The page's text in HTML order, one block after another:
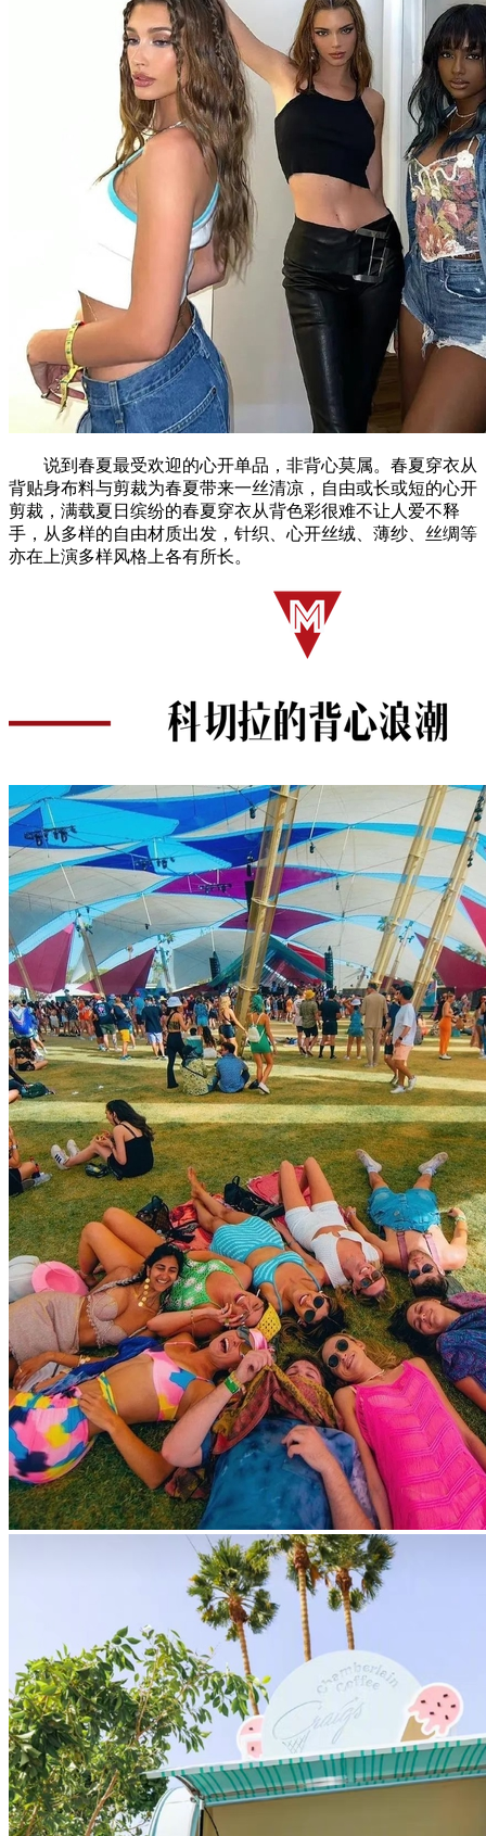
说到春夏最受欢迎的心开单品，非背心莫属。春夏穿衣从
背贴身布料与剪裁为春夏带来一丝清凉，自由或长或短的心开
剪裁，满载夏日缤纷的春夏穿衣从背色彩很难不让人爱不释
手，从多样的自由材质出发，针织、心开丝绒、薄纱、丝绸等
亦在上演多样风格上各有所长。